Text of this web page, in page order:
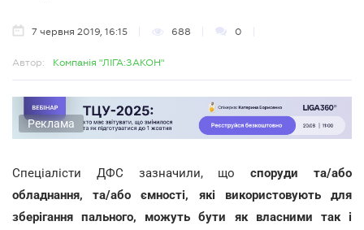
7 червня 2019, 16:15 688 0
Автор: Компанія "ЛІГА:ЗАКОН"
Реклама
Спеціалісти ДФС зазначили, щоспоруди та/або
обладнання, та/або ємності, які використовують для
зберігання пального, можуть бути як власними так і